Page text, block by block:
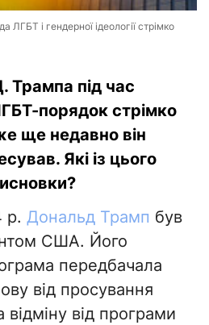
і гендерної ідеології стрімко
Трампа під час
порядок стрімко
ще недавно він
Які із цього
р. Дональд Трамп був
США. Його
передбачала
від просування
відміну від програми